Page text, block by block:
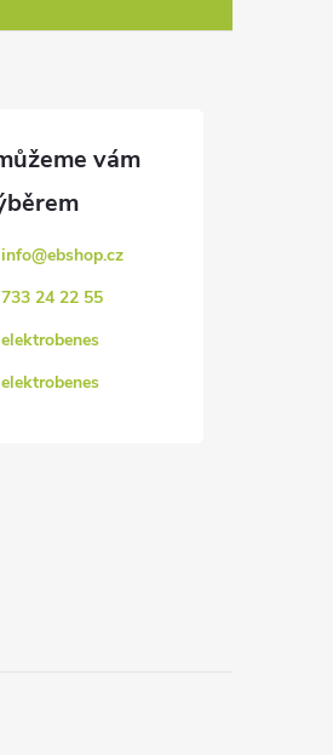
info@ebshop.cz
733 24 22 55
elektrobenes
elektrobenes